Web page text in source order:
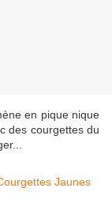
en pique nique
des courgettes du